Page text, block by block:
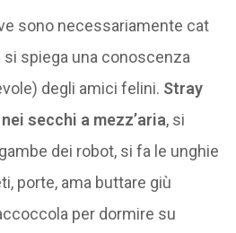
sono necessariamente cat
spiega una conoscenza
degli amici felini. Stray
secchi a mezz’aria, si
dei robot, si fa le unghie
porte, ama buttare giù
per dormire su